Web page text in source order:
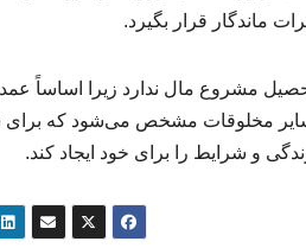
ماندگار قرار بگیرد.
مخلوقات مشخص می‌شود که برای
و شرایط را برای خود ایجاد کند.